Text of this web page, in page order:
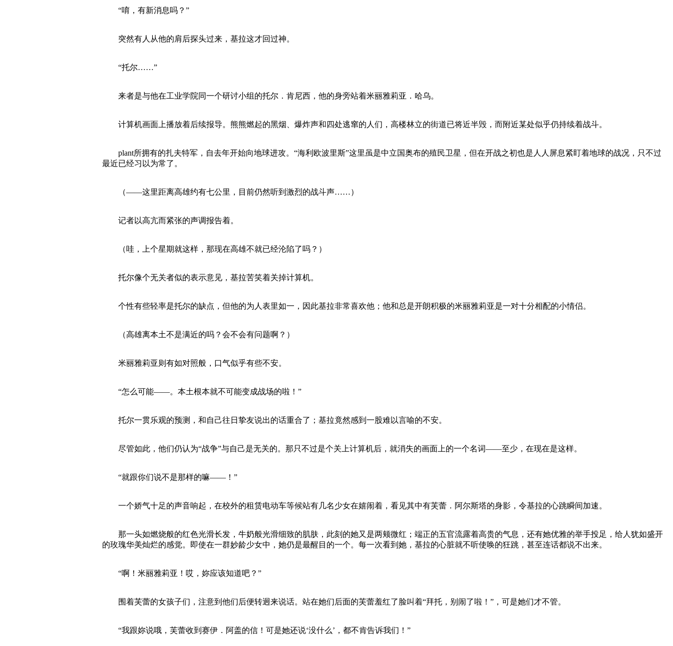
“唷，有新消息吗？”
突然有人从他的肩后探头过来，基拉这才回过神。
“托尔……”
来者是与他在工业学院同一个研讨小组的托尔．肯尼西，他的身旁站着米丽雅莉亚．哈乌。
计算机画面上播放着后续报导。熊熊燃起的黑烟、爆炸声和四处逃窜的人们，高楼林立的街道已将近半毁，而附近某处似乎仍持续着战斗。
plant所拥有的扎夫特军，自去年开始向地球进攻。“海利欧波里斯”这里虽是中立国奥布的殖民卫星，但在开战之初也是人人屏息紧盯着地球的战况，只不过
最近已经习以为常了。
（——这里距离高雄约有七公里，目前仍然听到激烈的战斗声……）
记者以高亢而紧张的声调报告着。
（哇，上个星期就这样，那现在高雄不就已经沦陷了吗？）
托尔像个无关者似的表示意见，基拉苦笑着关掉计算机。
个性有些轻率是托尔的缺点，但他的为人表里如一，因此基拉非常喜欢他；他和总是开朗积极的米丽雅莉亚是一对十分相配的小情侣。
（高雄离本土不是满近的吗？会不会有问题啊？）
米丽雅莉亚则有如对照般，口气似乎有些不安。
“怎么可能——。本土根本就不可能变成战场的啦！”
托尔一贯乐观的预测，和自己往日挚友说出的话重合了；基拉竟然感到一股难以言喻的不安。
尽管如此，他们仍认为“战争”与自己是无关的。那只不过是个关上计算机后，就消失的画面上的一个名词——至少，在现在是这样。
“就跟你们说不是那样的嘛——！”
一个娇气十足的声音响起，在校外的租赁电动车等候站有几名少女在嬉闹着，看见其中有芙蕾．阿尔斯塔的身影，令基拉的心跳瞬间加速。
那一头如燃烧般的红色光滑长发，牛奶般光滑细致的肌肤，此刻的她又是两颊微红；端正的五官流露着高贵的气息，还有她优雅的举手投足，给人犹如盛开
的玫瑰华美灿烂的感觉。即使在一群妙龄少女中，她仍是最醒目的一个。每一次看到她，基拉的心脏就不听使唤的狂跳，甚至连话都说不出来。
“啊！米丽雅莉亚！哎，妳应该知道吧？”
围着芙蕾的女孩子们，注意到他们后便转迥来说话。站在她们后面的芙蕾羞红了脸叫着“拜托，别闹了啦！”，可是她们才不管。
“我跟妳说哦，芙蕾收到赛伊．阿盖的信！可是她还说‘没什么’，都不肯告诉我们！”